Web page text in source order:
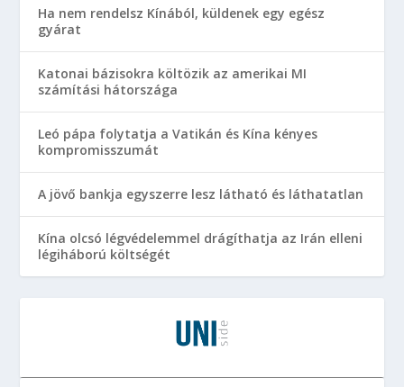
Ha nem rendelsz Kínából, küldenek egy egész
gyárat
Katonai bázisokra költözik az amerikai MI
számítási hátországa
Leó pápa folytatja a Vatikán és Kína kényes
kompromisszumát
A jövő bankja egyszerre lesz látható és láthatatlan
Kína olcsó légvédelemmel drágíthatja az Irán elleni
légiháború költségét